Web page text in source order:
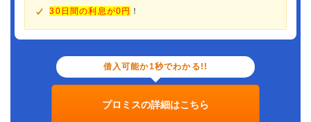
30日間の利息が0円 ！
借入可能か1秒でわかる!!
プロミスの詳細はこちら